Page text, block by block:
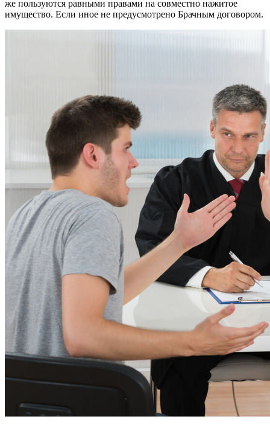
же пользуются равными правами на совместно нажитое
имущество. Если иное не предусмотрено Брачным договором.